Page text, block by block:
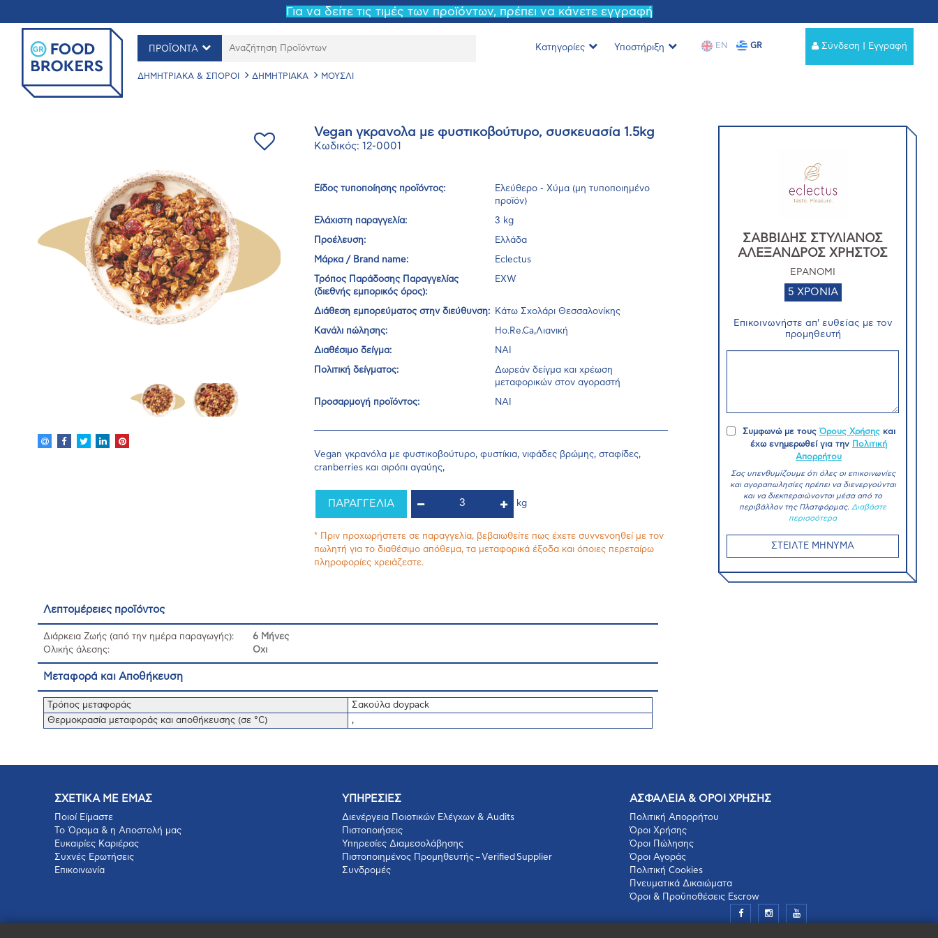
Για να δείτε τις τιμές των προϊόντων, πρέπει να κάνετε εγγραφή
ΠΡΟΪΟΝΤΑ
ΔΗΜΗΤΡΙΑΚΑ & ΣΠΟΡΟΙ ΔΗΜΗΤΡΙΑΚΑ ΜΟΥΣΛΙ
Κατηγορίες Υποστήριξη EN GR Σύνδεση | Εγγραφή
Vegan γκρανολα με φυστικοβούτυρο, συσκευασία 1.5kg
Κωδικός: 12-0001
Είδος τυποποίησης προϊόντος:
Ελεύθερο - Χύμα (μη τυποποιημένο
προϊόν)
Ελάχιστη παραγγελία: 3 kg
Προέλευση: Ελλάδα
Μάρκα / Brand name: Eclectus
Τρόπος Παράδοσης Παραγγελίας
(διεθνής εμπορικός όρος):
EXW
Διάθεση εμπορεύματος στην διεύθυνση: Κάτω Σχολάρι Θεσσαλονίκης
Κανάλι πώλησης: Ho.Re.Ca,Λιανική
Διαθέσιμο δείγμα: ΝΑΙ
Πολιτική δείγματος:
Δωρεάν δείγμα και χρέωση
μεταφορικών στον αγοραστή
Προσαρμογή προϊόντος: ΝΑΙ
Vegan γκρανόλα με φυστικοβούτυρο, φυστίκια, νιφάδες βρώμης, σταφίδες,
cranberries και σιρόπι αγαύης,
ΠΑΡΑΓΓΕΛΙΑ kg
* Πριν προχωρήστετε σε παραγγελία, βεβαιωθείτε πως έχετε συννενοηθεί με τον
πωλητή για το διαθέσιμο απόθεμα, τα μεταφορικά έξοδα και όποιες περεταίρω
πληροφορίες χρειάζεστε.
ΣΑΒΒΙΔΗΣ ΣΤΥΛΙΑΝΟΣ
ΑΛΕΞΑΝΔΡΟΣ ΧΡΗΣΤΟΣ
EPANOMI
5 ΧΡΟΝΙΑ
Επικοινωνήστε απ' ευθείας με τον
προμηθευτή
Συμφωνώ με τουςΌρους Χρήσηςκαι
έχω ενημερωθεί για την Πολιτική
Απορρήτου
Σας υπενθυμίζουμε ότι όλες οι επικοινωνίες
και αγοραπωλησίες πρέπει να διενεργούνται
και να διεκπεραιώνονται μέσα από το
περιβάλλον της Πλατφόρμας. Διαβάστε
περισσότερα
ΣΤΕΙΛΤΕ ΜΗΝΥΜΑ
Λεπτομέρειες προϊόντος
Διάρκεια Ζωής (από την ημέρα παραγωγής):
6 Μήνες
Ολικής άλεσης:
Οχι
Μεταφορά και Αποθήκευση
Τρόπος μεταφοράς
Σακούλα doypack
Θερμοκρασία μεταφοράς και αποθήκευσης (σε °C)
,
ΣΧΕΤΙΚΑ ΜΕ ΕΜΑΣ
Ποιοί Είμαστε
Το Όραμα & η Αποστολή μας
Ευκαιρίες Καριέρας
Συχνές Ερωτήσεις
Επικοινωνία
ΥΠΗΡΕΣΙΕΣ
Διενέργεια Ποιοτικών Ελέγχων & Audits
Πιστοποιήσεις
Υπηρεσίες Διαμεσολάβησης
Πιστοποιημένος Προμηθευτής – Verified Supplier
Συνδρομές
ΑΣΦΑΛΕΙΑ & ΟΡΟΙ ΧΡΗΣΗΣ
Πολιτική Απορρήτου
Όροι Χρήσης
Όροι Πώλησης
Όροι Αγοράς
Πολιτική Cookies
Πνευματικά Δικαιώματα
Όροι & Προϋποθέσεις Escrow